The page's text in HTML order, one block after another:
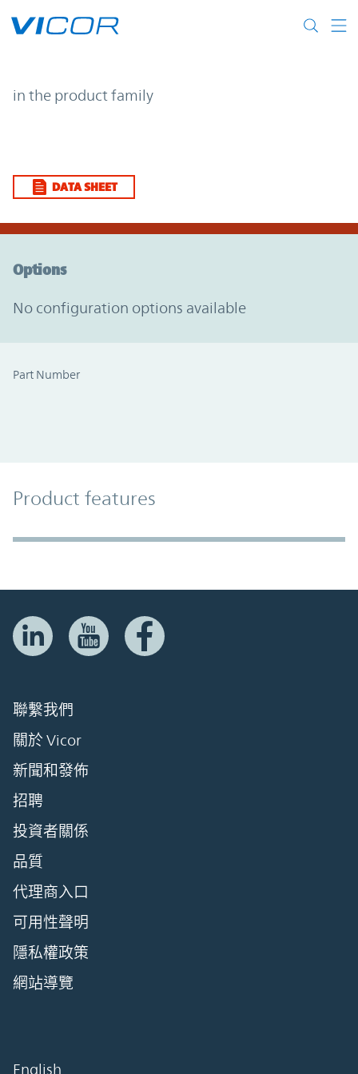
| | Vicor
in the product family
DATA SHEET
Options
No configuration options available
Part Number
Product Features
Product features
Accordion Section
聯繫我們
關於 Vicor
新聞和發佈
招聘
投資者關係
品質
代理商入口
可用性聲明
隱私權政策
網站導覽
English